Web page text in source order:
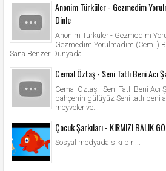
Anonim Türküler - Gezmedim
Dinle
Anonim Türküler - Gezmedim
Gezmedim Yorulmadım (Cemil)
Sana Benzer Dünyada...
Cemal Öztaş - Seni Tatlı Beni Acı
Cemal Öztaş - Seni Tatlı Beni
bahçenin gülüyüz Seni tatlı beni
meyveler ve...
Çocuk Şarkıları - KIRMIZI BALIK
Sosyal medyada sıkı bir ...